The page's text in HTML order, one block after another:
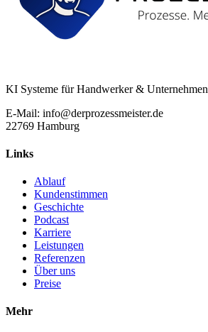
KI Systeme für Handwerker & Unternehmen
E-Mail: info@derprozessmeister.de
22769 Hamburg
Links
Ablauf
Kundenstimmen
Geschichte
Podcast
Karriere
Leistungen
Referenzen
Über uns
Preise
Mehr